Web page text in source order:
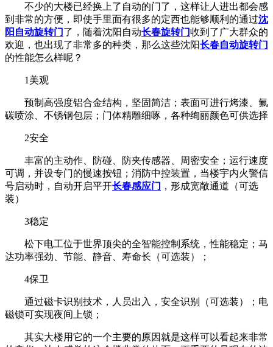
不少的大楼已经换上了自动的门了，这样让人进出都会感
到非常的方便，即使手里面有很多的定西也能够顺利的通过沈
阳自动旋转门 了，随着沈阳自动长春旋转门收到了广大群众的
欢迎，也出现了非常多的种类，那么这些沈阳长春自动旋转门
的性能怎么样呢？
1美观
预制高强度铝合金结构，坚固简洁；表面可进行烤漆、氟
碳喷涂、不锈钢包层；门体精雕细啄，各种绚丽颜色可供选择
2安全
丰富的主动作、防碰、防夹传感器、周密安全；运行速度
可调，并设专门的慢速按钮；消防中控装置，当楼宇内火警信
号启动时，自动开启平开长春感应门 ，形成宽敞通道（可选
装）
3稳定
松下电工位于世界顶尖的全智能控制系统，性能稳定；马
达功率强劲、节能、静音、寿命长（可选装）；
4保卫
通过磁卡识别技术，人员出入，安全识别（可选装）；电
磁锁可实现夜间上锁；
其实大楼用它的一个主要的原因就是这样可以看起来非常